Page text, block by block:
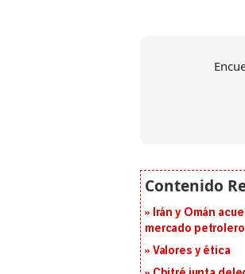
Irán y Omán
mercado petrolero
Valores y ética